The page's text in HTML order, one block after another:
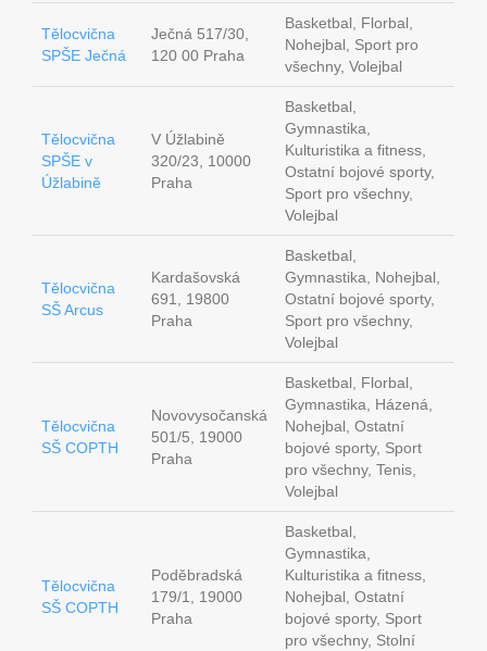
Tělocvična
SPŠE Ječná
Ječná 517/30,
120 00 Praha
Basketbal, Florbal,
Nohejbal, Sport pro
všechny, Volejbal
Tělocvična
SPŠE v
Úžlabině
V Úžlabině
320/23, 10000
Praha
Basketbal,
Gymnastika,
Kulturistika a fitness,
Ostatní bojové sporty,
Sport pro všechny,
Volejbal
Tělocvična
SŠ Arcus
Kardašovská
691, 19800
Praha
Basketbal,
Gymnastika, Nohejbal,
Ostatní bojové sporty,
Sport pro všechny,
Volejbal
Tělocvična
SŠ COPTH
Novovysočanská
501/5, 19000
Praha
Basketbal, Florbal,
Gymnastika, Házená,
Nohejbal, Ostatní
bojové sporty, Sport
pro všechny, Tenis,
Volejbal
Tělocvična
SŠ COPTH
Poděbradská
179/1, 19000
Praha
Basketbal,
Gymnastika,
Kulturistika a fitness,
Nohejbal, Ostatní
bojové sporty, Sport
pro všechny, Stolní